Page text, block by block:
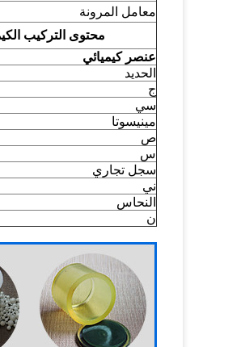
معامل المرونة
محتوى التركيب
عنصر كيميائي
الحديد
ج
سي
مينيسوتا
ص
س
سجل تجاري
ني
النحاس
ن